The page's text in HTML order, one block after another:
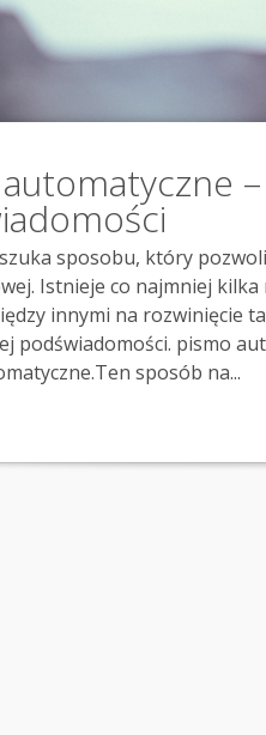
sposobu, który
Istnieje co najmniej
innymi na rozwinięcie
podświadomości. pismo
sposób na...